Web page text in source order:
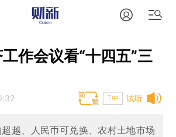
作会议看“十四五”三
试听
T中
越、人民币可兑换、农村土地市场